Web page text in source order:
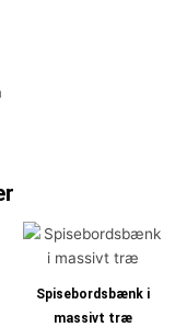
Spisebordsbænk i
massivt træ
til